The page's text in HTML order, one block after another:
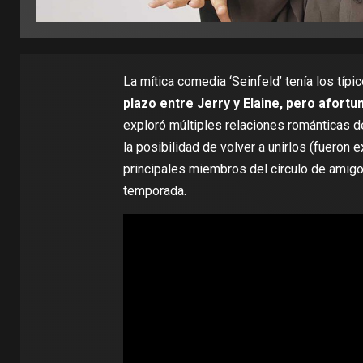
La mítica comedia ‘Seinfeld’ tenía los
plazo entre Jerry y Elaine, pero
exploró múltiples relaciones románticas
la posibilidad de volver a unirlos (fueron
principales miembros del círculo de
temporada.